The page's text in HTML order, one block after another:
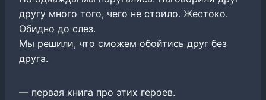
другу много того, чего не стоило. Жестоко.
Обидно до слез.
Мы решили, что сможем обойтись друг без
друга.
— первая книга про этих героев.